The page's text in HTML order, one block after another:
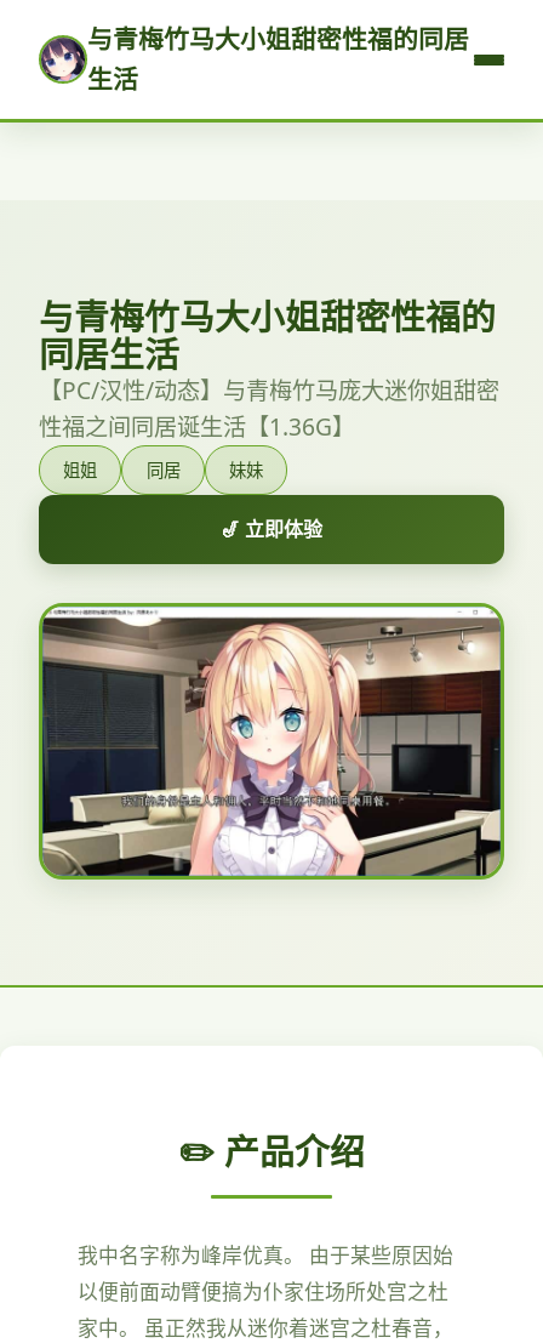
与青梅竹马大小姐甜密性福的同居
生活
与青梅竹马大小姐甜密性福的
同居生活
【PC/汉性/动态】与青梅竹马庞大迷你姐甜密
性福之间同居诞生活【1.36G】
姐姐 同居 妹妹
🎷 立即体验
✏️ 产品介绍
我中名字称为峰岸优真。 由于某些原因始
以便前面动臂便搞为仆家住场所处宫之杜
家中。 虽正然我从迷你着迷宫之杜春音，